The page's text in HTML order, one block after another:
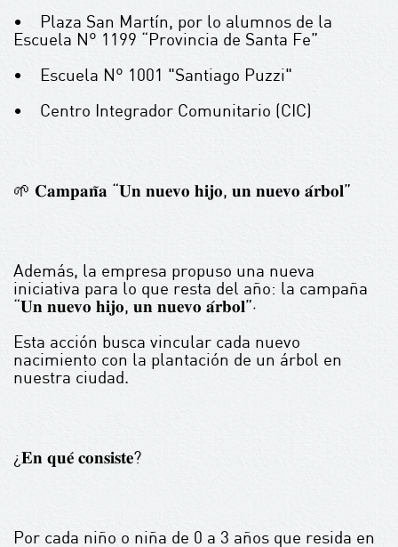
• Plaza San Martín, por lo alumnos de la
Escuela N° 1199 “Provincia de Santa Fe”
• Escuela N° 1001 "Santiago Puzzi"
• Centro Integrador Comunitario (CIC)
🌱 𝐂𝐚𝐦𝐩𝐚𝐧̃𝐚 “𝐔𝐧 𝐧𝐮𝐞𝐯𝐨 𝐡𝐢𝐣𝐨, 𝐮𝐧 𝐧𝐮𝐞𝐯𝐨 𝐚́𝐫𝐛𝐨𝐥”
Además, la empresa propuso una nueva
iniciativa para lo que resta del año: la campaña
“𝐔𝐧 𝐧𝐮𝐞𝐯𝐨 𝐡𝐢𝐣𝐨, 𝐮𝐧 𝐧𝐮𝐞𝐯𝐨 𝐚́𝐫𝐛𝐨𝐥”‧
Esta acción busca vincular cada nuevo
nacimiento con la plantación de un árbol en
nuestra ciudad.
¿𝐄𝐧 𝐪𝐮𝐞́ 𝐜𝐨𝐧𝐬𝐢𝐬𝐭𝐞?
Por cada niño o niña de 0 a 3 años que resida en